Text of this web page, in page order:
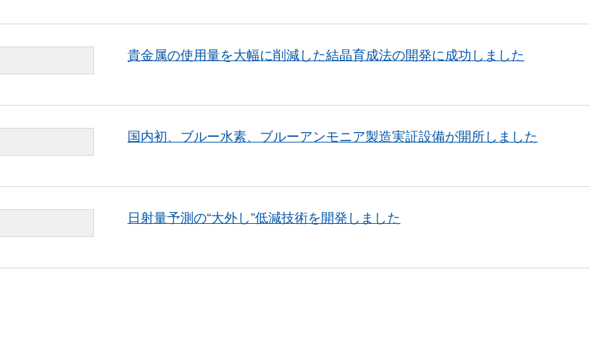
貴金属の使用量を大幅に削減した結晶育成法の開発に成功しました
国内初、ブルー水素、ブルーアンモニア製造実証設備が開所しました
日射量予測の“大外し”低減技術を開発しました